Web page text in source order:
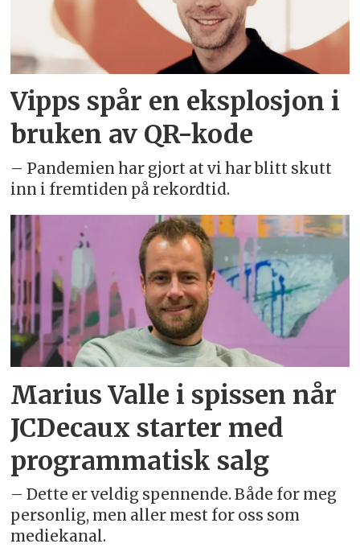
Vipps spår en eksplosjon i
bruken av QR-kode
– Pandemien har gjort at vi har blitt skutt
inn i fremtiden på rekordtid.
Marius Valle i spissen når
JCDecaux starter med
programmatisk salg
– Dette er veldig spennende. Både for meg
personlig, men aller mest for oss som
mediekanal.